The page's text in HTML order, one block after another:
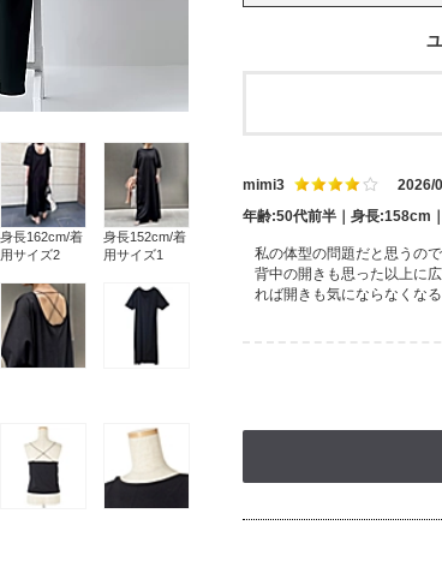
身長162cm/着
用サイズ2
身長152cm/着
用サイズ1
mimi3
2026/
年齢:50代前半｜身長:158cm
私の体型の問題だと思うの
背中の開きも思った以上に
れば開きも気にならなくな